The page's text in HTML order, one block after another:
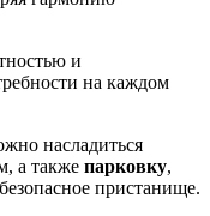
и
на каждом
насладиться
а также парковку,
пристанище.